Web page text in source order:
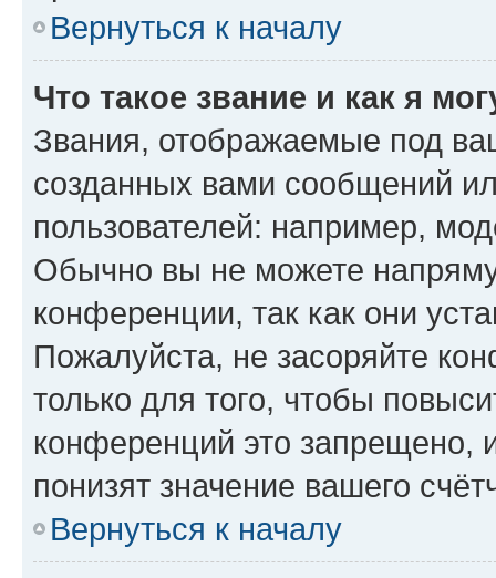
Вернуться к началу
Что такое звание и как я
Звания, отображаемые под
созданных вами сообщений
пользователей: например,
Обычно вы не можете
конференции, так как они
Пожалуйста, не засоряйте
только для того, чтобы
конференций это запрещено,
понизят значение вашего
Вернуться к началу